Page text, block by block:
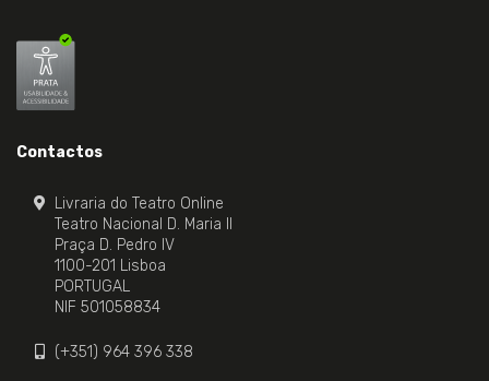
Contactos
Livraria do Teatro Online
Teatro Nacional D. Maria II
Praça D. Pedro IV
1100-201 Lisboa
PORTUGAL
NIF 501058834
(+351) 964 396 338